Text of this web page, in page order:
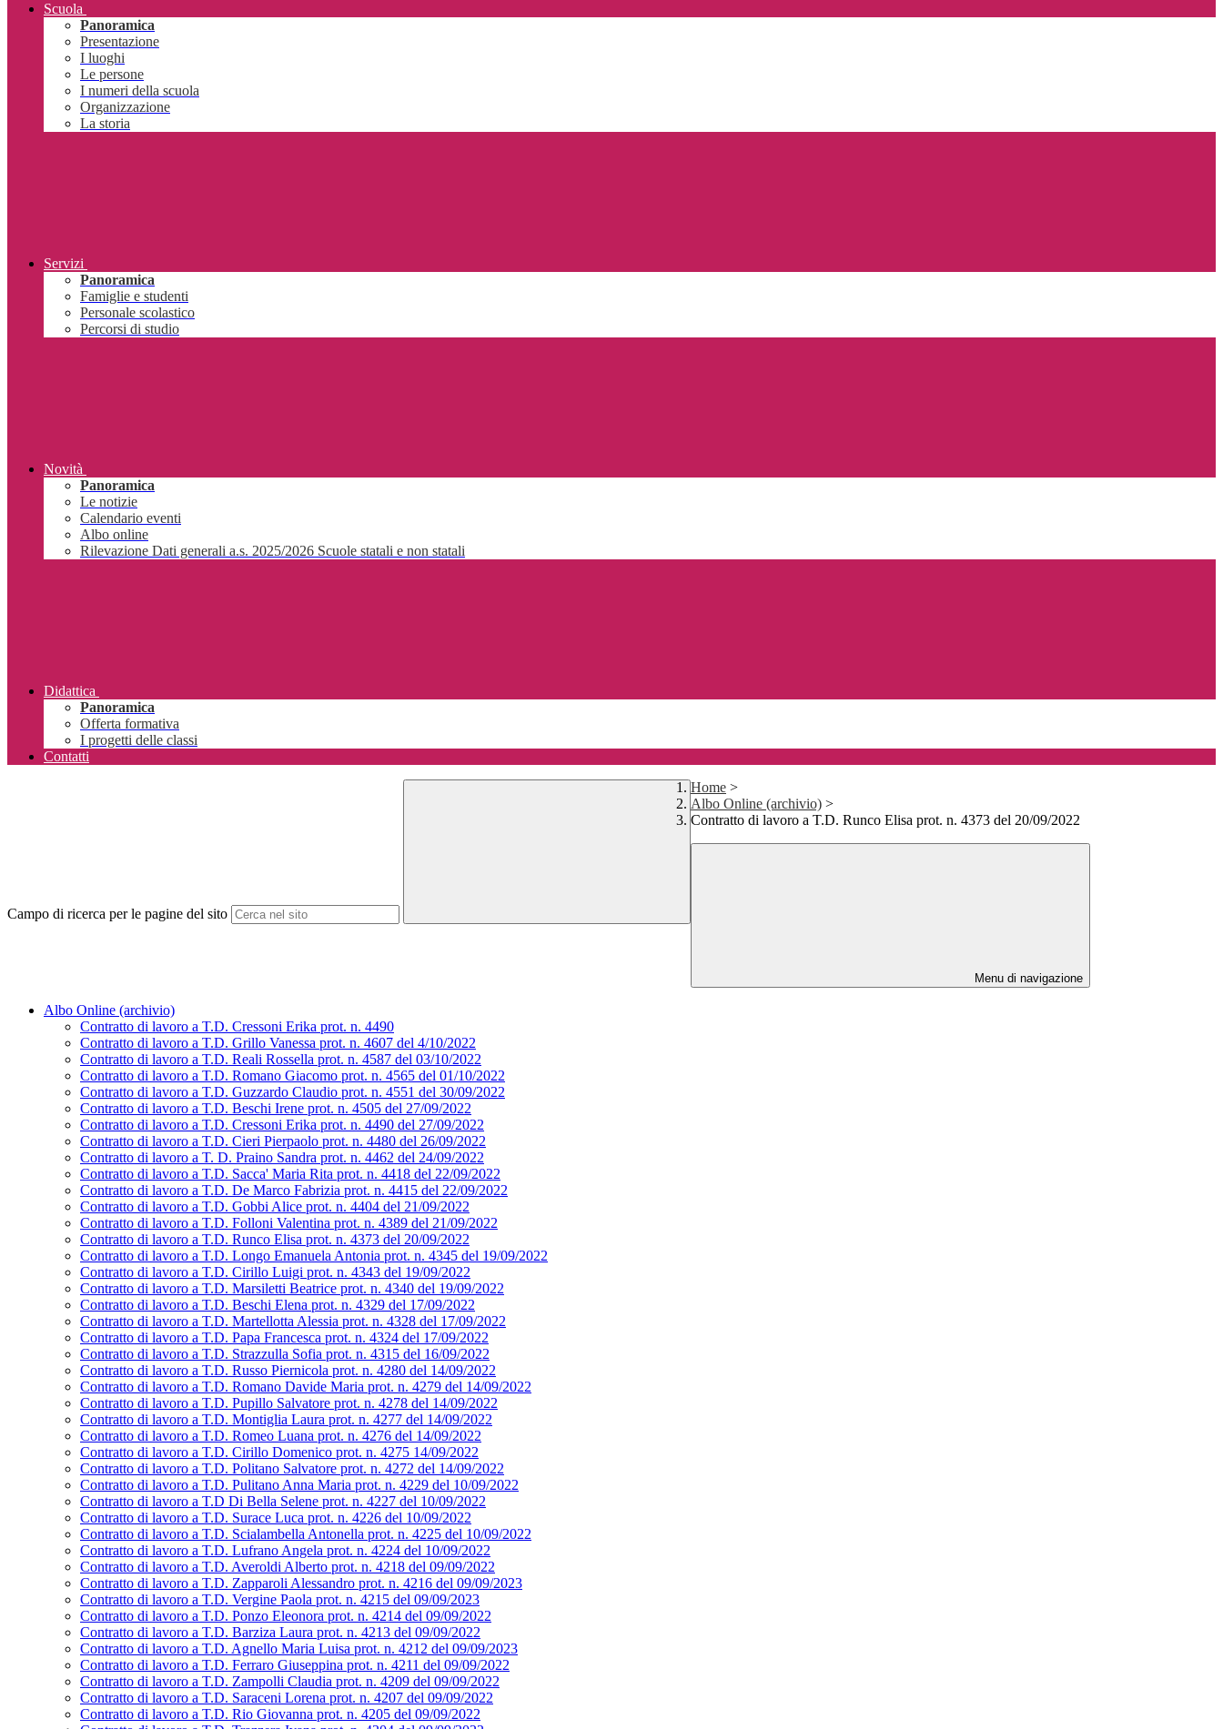
Scuola
Panoramica
Presentazione
I luoghi
Le persone
I numeri della scuola
Organizzazione
La storia
Servizi
Panoramica
Famiglie e studenti
Personale scolastico
Percorsi di studio
Novità
Panoramica
Le notizie
Calendario eventi
Albo online
Rilevazione Dati generali a.s. 2025/2026 Scuole statali e non statali
Didattica
Panoramica
Offerta formativa
I progetti delle classi
Contatti
Campo di ricerca per le pagine del sito
Home >
Albo Online (archivio) >
Contratto di lavoro a T.D. Runco Elisa prot. n. 4373 del 20/09/2022
Menu di navigazione
Albo Online (archivio)
Contratto di lavoro a T.D. Cressoni Erika prot. n. 4490
Contratto di lavoro a T.D. Grillo Vanessa prot. n. 4607 del 4/10/2022
Contratto di lavoro a T.D. Reali Rossella prot. n. 4587 del 03/10/2022
Contratto di lavoro a T.D. Romano Giacomo prot. n. 4565 del 01/10/2022
Contratto di lavoro a T.D. Guzzardo Claudio prot. n. 4551 del 30/09/2022
Contratto di lavoro a T.D. Beschi Irene prot. n. 4505 del 27/09/2022
Contratto di lavoro a T.D. Cressoni Erika prot. n. 4490 del 27/09/2022
Contratto di lavoro a T.D. Cieri Pierpaolo prot. n. 4480 del 26/09/2022
Contratto di lavoro a T. D. Praino Sandra prot. n. 4462 del 24/09/2022
Contratto di lavoro a T.D. Sacca' Maria Rita prot. n. 4418 del 22/09/2022
Contratto di lavoro a T.D. De Marco Fabrizia prot. n. 4415 del 22/09/2022
Contratto di lavoro a T.D. Gobbi Alice prot. n. 4404 del 21/09/2022
Contratto di lavoro a T.D. Folloni Valentina prot. n. 4389 del 21/09/2022
Contratto di lavoro a T.D. Runco Elisa prot. n. 4373 del 20/09/2022
Contratto di lavoro a T.D. Longo Emanuela Antonia prot. n. 4345 del 19/09/2022
Contratto di lavoro a T.D. Cirillo Luigi prot. n. 4343 del 19/09/2022
Contratto di lavoro a T.D. Marsiletti Beatrice prot. n. 4340 del 19/09/2022
Contratto di lavoro a T.D. Beschi Elena prot. n. 4329 del 17/09/2022
Contratto di lavoro a T.D. Martellotta Alessia prot. n. 4328 del 17/09/2022
Contratto di lavoro a T.D. Papa Francesca prot. n. 4324 del 17/09/2022
Contratto di lavoro a T.D. Strazzulla Sofia prot. n. 4315 del 16/09/2022
Contratto di lavoro a T.D. Russo Piernicola prot. n. 4280 del 14/09/2022
Contratto di lavoro a T.D. Romano Davide Maria prot. n. 4279 del 14/09/2022
Contratto di lavoro a T.D. Pupillo Salvatore prot. n. 4278 del 14/09/2022
Contratto di lavoro a T.D. Montiglia Laura prot. n. 4277 del 14/09/2022
Contratto di lavoro a T.D. Romeo Luana prot. n. 4276 del 14/09/2022
Contratto di lavoro a T.D. Cirillo Domenico prot. n. 4275 14/09/2022
Contratto di lavoro a T.D. Politano Salvatore prot. n. 4272 del 14/09/2022
Contratto di lavoro a T.D. Pulitano Anna Maria prot. n. 4229 del 10/09/2022
Contratto di lavoro a T.D Di Bella Selene prot. n. 4227 del 10/09/2022
Contratto di lavoro a T.D. Surace Luca prot. n. 4226 del 10/09/2022
Contratto di lavoro a T.D. Scialambella Antonella prot. n. 4225 del 10/09/2022
Contratto di lavoro a T.D. Lufrano Angela prot. n. 4224 del 10/09/2022
Contratto di lavoro a T.D. Averoldi Alberto prot. n. 4218 del 09/09/2022
Contratto di lavoro a T.D. Zapparoli Alessandro prot. n. 4216 del 09/09/2023
Contratto di lavoro a T.D. Vergine Paola prot. n. 4215 del 09/09/2023
Contratto di lavoro a T.D. Ponzo Eleonora prot. n. 4214 del 09/09/2022
Contratto di lavoro a T.D. Barziza Laura prot. n. 4213 del 09/09/2022
Contratto di lavoro a T.D. Agnello Maria Luisa prot. n. 4212 del 09/09/2023
Contratto di lavoro a T.D. Ferraro Giuseppina prot. n. 4211 del 09/09/2022
Contratto di lavoro a T.D. Zampolli Claudia prot. n. 4209 del 09/09/2022
Contratto di lavoro a T.D. Saraceni Lorena prot. n. 4207 del 09/09/2022
Contratto di lavoro a T.D. Rio Giovanna prot. n. 4205 del 09/09/2022